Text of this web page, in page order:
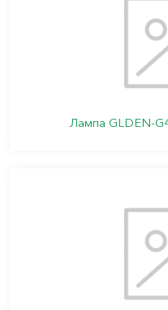
Лампа GLDEN-